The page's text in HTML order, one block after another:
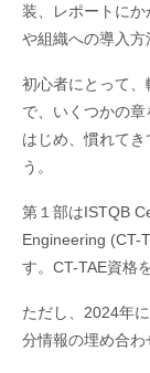
装、レポートに
や組織への導入方
初心者にとって
で、いくつかの
はじめ、慣れて
う。
第１部はISTQB
Engineering (CT-
す。CT-TAE資格
ただし、2024年
分情報の埋め合わ